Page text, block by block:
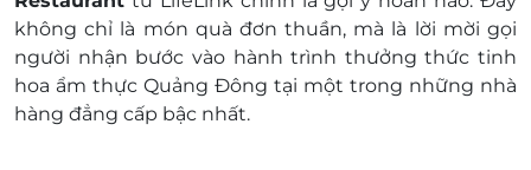
tin chi tiết cho việc xuất hóa đơn (nếu cần).
Khách hàng có trách nhiệm bảo mật thông tin
mã thẻ quà tặng sau khi đặt mua. LifeLink sẽ
không chịu trách nhiệm hoàn trả các mã thẻ bị
mất hoặc ở trạng thái "đã sử dụng" với bất kỳ lý
không chỉ là món quà đơn thuần, mà là lời mời gọi
người nhận bước vào hành trình thưởng thức tinh
hoa ẩm thực Quảng Đông tại một trong những nhà
hàng đẳng cấp bậc nhất.